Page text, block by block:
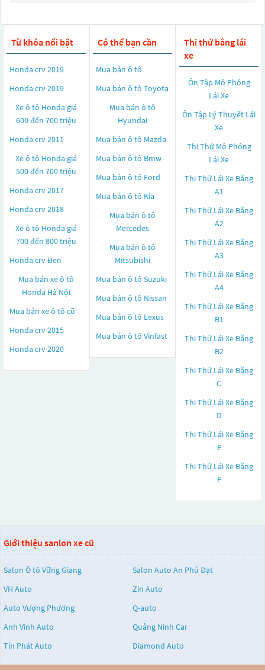
Từ khóa nổi bật
Honda crv 2019
Honda crv 2019
Xe ô tô Honda giá
600 đến 700 triệu
Honda crv 2011
Xe ô tô Honda giá
500 đến 700 triệu
Honda crv 2017
Honda crv 2018
Xe ô tô Honda giá
700 đến 800 triệu
Honda crv Đen
Mua bán xe ô tô
Honda Hà Nội
Mua bán xe ô tô cũ
Honda crv 2015
Honda crv 2020
Có thể bạn cần
Mua bán ô tô
Mua bán ô tô Toyota
Mua bán ô tô
Hyundai
Mua bán ô tô Mazda
Mua bán ô tô Bmw
Mua bán ô tô Ford
Mua bán ô tô Kia
Mua bán ô tô
Mercedes
Mua bán ô tô
Mitsubishi
Mua bán ô tô Suzuki
Mua bán ô tô Nissan
Mua bán ô tô Lexus
Mua bán ô tô Vinfast
Thi thử bằng lái
xe
Ôn Tập Mô Phỏng
Lái Xe
Ôn Tập Lý Thuyết Lái
Xe
Thi Thử Mô Phỏng
Lái Xe
Thi Thử Lái Xe Bằng
A1
Thi Thử Lái Xe Bằng
A2
Thi Thử Lái Xe Bằng
A3
Thi Thử Lái Xe Bằng
A4
Thi Thử Lái Xe Bằng
B1
Thi Thử Lái Xe Bằng
B2
Thi Thử Lái Xe Bằng
C
Thi Thử Lái Xe Bằng
D
Thi Thử Lái Xe Bằng
E
Thi Thử Lái Xe Bằng
F
Giới thiệu sanlon xe cũ
Salon Ô tô Vững Giang
Salon Auto An Phú Đạt
VH Auto
Zin Auto
Auto Vượng Phương
Q-auto
Anh Vinh Auto
Quảng Ninh Car
Tín Phát Auto
Diamond Auto